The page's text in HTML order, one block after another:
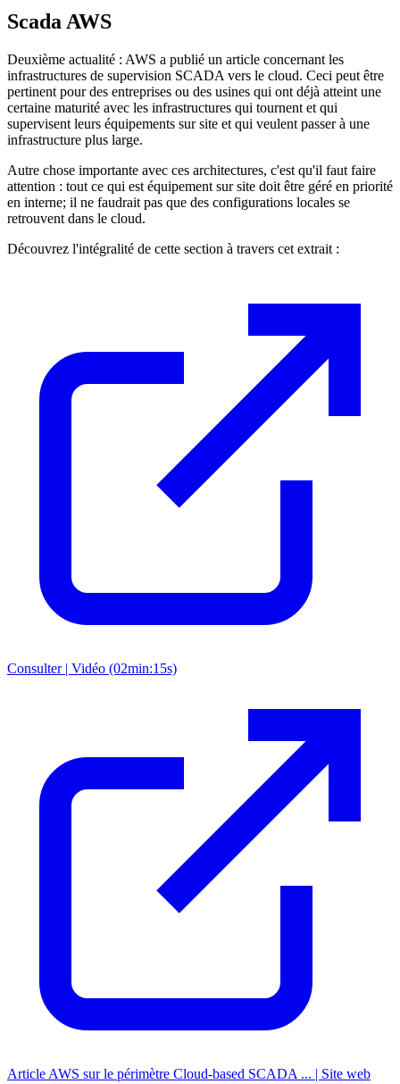
Scada AWS
Deuxième actualité : AWS a publié un article concernant les
infrastructures de supervision SCADA vers le cloud. Ceci peut être
pertinent pour des entreprises ou des usines qui ont déjà atteint une
certaine maturité avec les infrastructures qui tournent et qui
supervisent leurs équipements sur site et qui veulent passer à une
infrastructure plus large.
Autre chose importante avec ces architectures, c'est qu'il faut faire
attention : tout ce qui est équipement sur site doit être géré en priorité
en interne; il ne faudrait pas que des configurations locales se
retrouvent dans le cloud.
Découvrez l'intégralité de cette section à travers cet extrait :
Consulter | Vidéo (02min:15s)
Article AWS sur le périmètre Cloud-based SCADA ... | Site web